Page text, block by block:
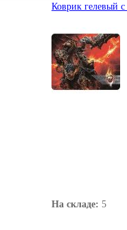
Коврик гелевый
На складе: 5